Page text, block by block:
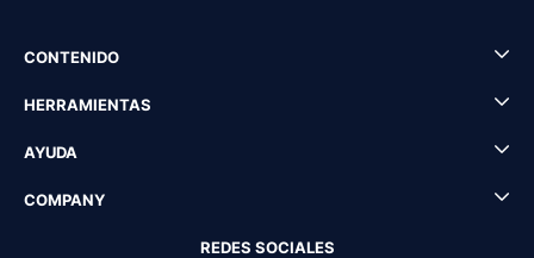
CONTENIDO
HERRAMIENTAS
AYUDA
COMPANY
REDES SOCIALES